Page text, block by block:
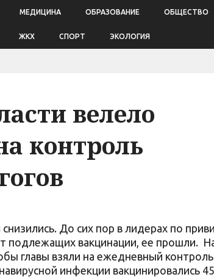
МЕДИЦИНА ОБРАЗОВАНИЕ ОБЩЕСТВО
ЖКХ СПОРТ ЭКОЛОГИЯ
велело
контроль
До сих пор в лидерах по
подлежащих вакцинации, ее прошли.
главы взяли на ежедневный контроль
инфекции вакцинировались 45